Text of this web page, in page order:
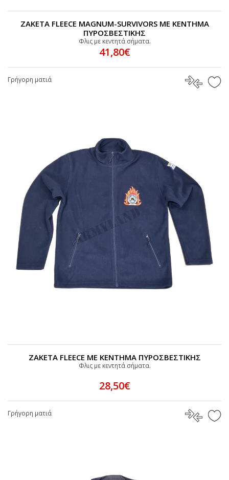
ΖΑΚΕΤΑ FLEECE MAGNUM-SURVIVORS ΜΕ ΚΕΝΤΗΜΑ
ΠΥΡΟΣΒΕΣΤΙΚΗΣ
Φλις με κεντητά σήματα.
41,80€
Γρήγορη ματιά
ΖΑΚΕΤΑ FLEECE ΜΕ ΚΕΝΤΗΜΑ ΠΥΡΟΣΒΕΣΤΙΚΗΣ
Φλις με κεντητά σήματα.
28,50€
Γρήγορη ματιά